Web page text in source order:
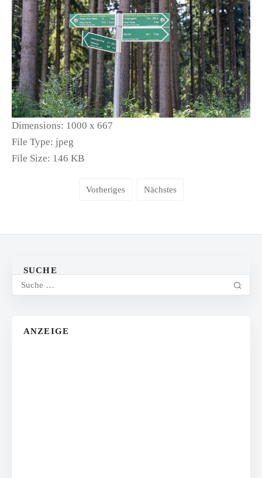
Dimensions: 1000 x 667
File Type: jpeg
File Size: 146 KB
Vorheriges Nächstes
SUCHE
ANZEIGE